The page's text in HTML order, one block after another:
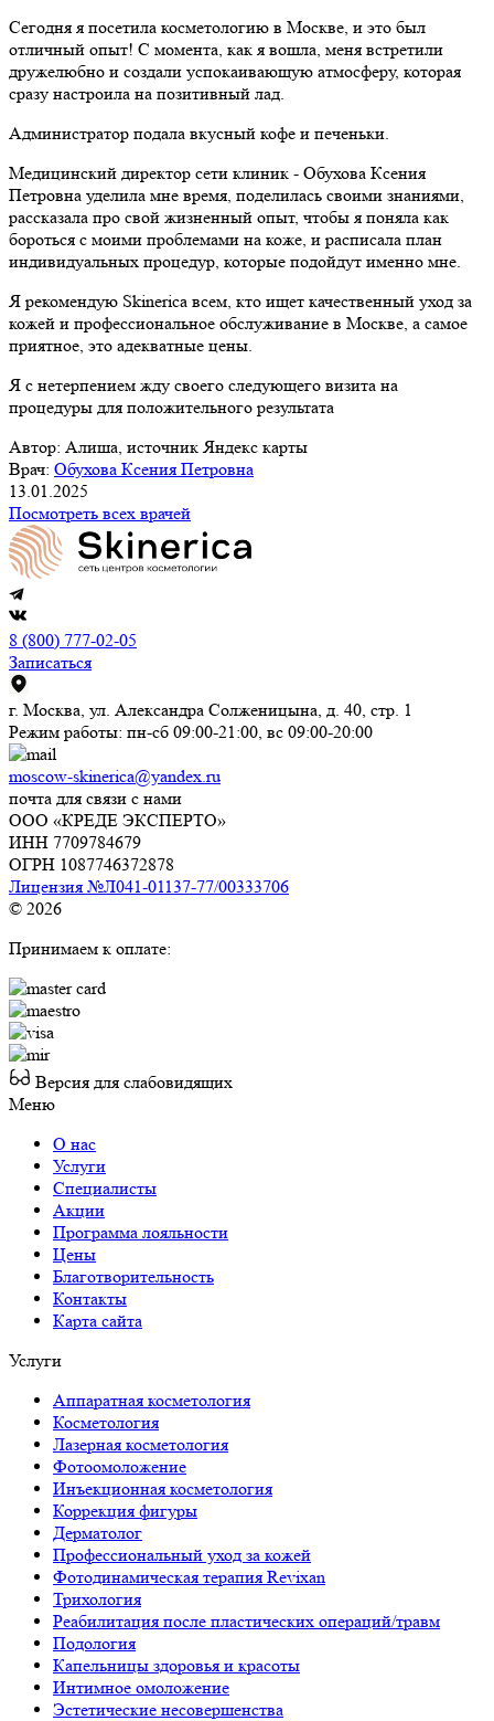
Сегодня я посетила косметологию в Москве, и это был
отличный опыт! С момента, как я вошла, меня встретили
дружелюбно и создали успокаивающую атмосферу, которая
сразу настроила на позитивный лад.
Администратор подала вкусный кофе и печеньки.
Медицинский директор сети клиник - Обухова Ксения
Петровна уделила мне время, поделилась своими знаниями,
рассказала про свой жизненный опыт, чтобы я поняла как
бороться с моими проблемами на коже, и расписала план
индивидуальных процедур, которые подойдут именно мне.
Я рекомендую Skinerica всем, кто ищет качественный уход за
кожей и профессиональное обслуживание в Москве, а самое
приятное, это адекватные цены.
Я с нетерпением жду своего следующего визита на
процедуры для положительного результата
Автор: Алиша, источник Яндекс карты
Врач: Обухова Ксения Петровна
13.01.2025
Посмотреть всех врачей
8 (800) 777-02-05
Записаться
г. Москва, ул. Александра Солженицына, д. 40, стр. 1
Режим работы: пн-сб 09:00-21:00, вс 09:00-20:00
moscow-skinerica@yandex.ru
почта для связи с нами
ООО «КРЕДЕ ЭКСПЕРТО»
ИНН 7709784679
ОГРН 1087746372878
Лицензия №Л041-01137-77/00333706
© 2026
Принимаем к оплате:
Версия для слабовидящих
Меню
О нас
Услуги
Специалисты
Акции
Программа лояльности
Цены
Благотворительность
Контакты
Карта сайта
Услуги
Аппаратная косметология
Косметология
Лазерная косметология
Фотоомоложение
Инъекционная косметология
Коррекция фигуры
Дерматолог
Профессиональный уход за кожей
Фотодинамическая терапия Revixan
Трихология
Реабилитация после пластических операций/травм
Подология
Капельницы здоровья и красоты
Интимное омоложение
Эстетические несовершенства